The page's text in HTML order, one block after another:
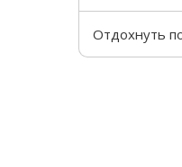
Отдохнуть